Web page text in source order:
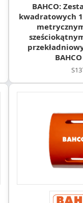
BAHCO:
kwadratowych